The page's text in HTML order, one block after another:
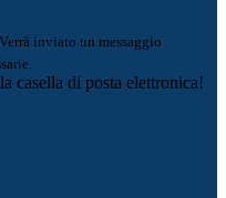
Verrà inviato un messaggio
casella di posta elettronica!